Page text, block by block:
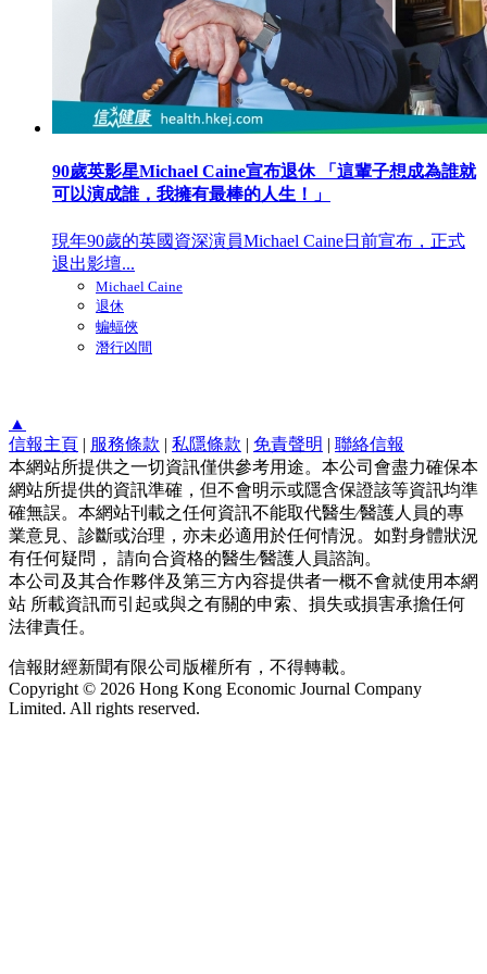
90歲英影星Michael Caine宣布退休 「這輩子想成為誰就
可以演成誰，我擁有最棒的人生！」
現年90歲的英國資深演員Michael Caine日前宣布，正式
退出影壇...
Michael Caine
退休
蝙蝠俠
潛行凶間
▲
信報主頁 | 服務條款 | 私隱條款 | 免責聲明 | 聯絡信報
本網站所提供之一切資訊僅供參考用途。本公司會盡力確保本
網站所提供的資訊準確，但不會明示或隱含保證該等資訊均準
確無誤。本網站刊載之任何資訊不能取代醫生∕醫護人員的專
業意見、診斷或治理，亦未必適用於任何情況。如對身體狀況
有任何疑問， 請向合資格的醫生∕醫護人員諮詢。
本公司及其合作夥伴及第三方內容提供者一概不會就使用本網
站 所載資訊而引起或與之有關的申索、損失或損害承擔任何
法律責任。
信報財經新聞有限公司版權所有，不得轉載。
Copyright © 2026 Hong Kong Economic Journal Company
Limited. All rights reserved.